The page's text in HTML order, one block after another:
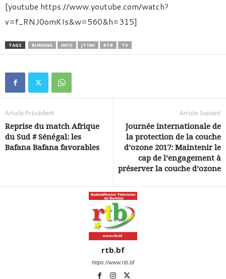
[youtube https://www.youtube.com/watch?
v=f_RNJ0omKIs&w=560&h=315]
TAGS BURKINA INFO JT19H RTB TV
Article Précédent
Reprise du match Afrique
du Sud # Sénégal: les
Bafana Bafana favorables
Article Suivant
Journée internationale de
la protection de la couche
d’ozone 2017: Maintenir le
cap de l’engagement à
préserver la couche d’ozone
rtb.bf
https://www.rtb.bf